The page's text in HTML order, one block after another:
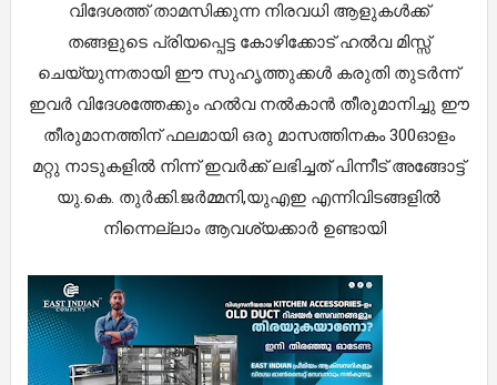
വിദേശത്ത് താമസിക്കുന്ന നിരവധി ആളുകൾക്ക്
തങ്ങളുടെ പ്രിയപ്പെട്ട കോഴിക്കോട് ഹൽവ മിസ്സ്
ചെയ്യുന്നതായി ഈ സുഹൃത്തുക്കൾ കരുതി തുടർന്ന്
ഇവർ വിദേശത്തേക്കും ഹൽവ നൽകാൻ തീരുമാനിച്ചു ഈ
തീരുമാനത്തിന് ഫലമായി ഒരു മാസത്തിനകം 300ഓളം
മറ്റു നാടുകളിൽ നിന്ന് ഇവർക്ക് ലഭിച്ചത് പിന്നീട് അങ്ങോട്ട്
യു.കെ. തുർക്കി.ജർമ്മനി,യുഎഇ എന്നിവിടങ്ങളിൽ
നിന്നെല്ലാം ആവശ്യക്കാർ ഉണ്ടായി